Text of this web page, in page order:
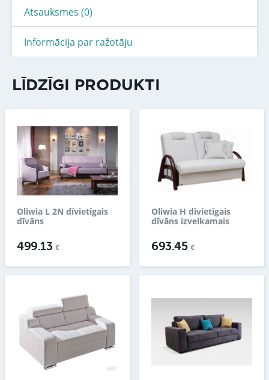
Atsauksmes (0)
Informācija par ražotāju
LĪDZĪGI PRODUKTI
Oliwia L 2N dīvietīgais
dīvāns
499.13€
Oliwia H dīvietīgais
dīvāns izvelkamais
693.45€